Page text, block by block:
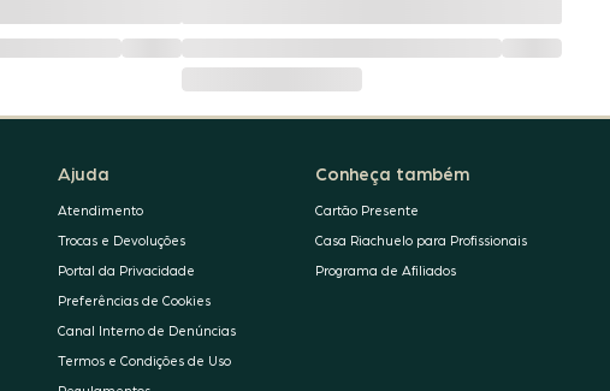
Ajuda
Atendimento
Trocas e Devoluções
Portal da Privacidade
Preferências de Cookies
Canal Interno de Denúncias
Termos e Condições de Uso
Conheça também
Cartão Presente
Casa Riachuelo para Profissionais
Programa de Afiliados